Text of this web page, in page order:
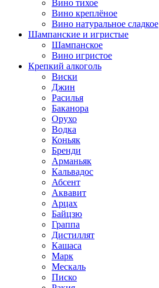
Вино тихое
Вино креплёное
Вино натуральное сладкое
Шампанские и игристые
Шампанское
Вино игристое
Крепкий алкоголь
Виски
Джин
Расилья
Баканора
Орухо
Водка
Коньяк
Бренди
Арманьяк
Кальвадос
Абсент
Аквавит
Арцах
Байцзю
Граппа
Дистиллят
Кашаса
Марк
Мескаль
Писко